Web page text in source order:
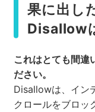
果に出し
Disallow
これはとても間違
ださい。
Disallowは、イン
クロールをブロッ